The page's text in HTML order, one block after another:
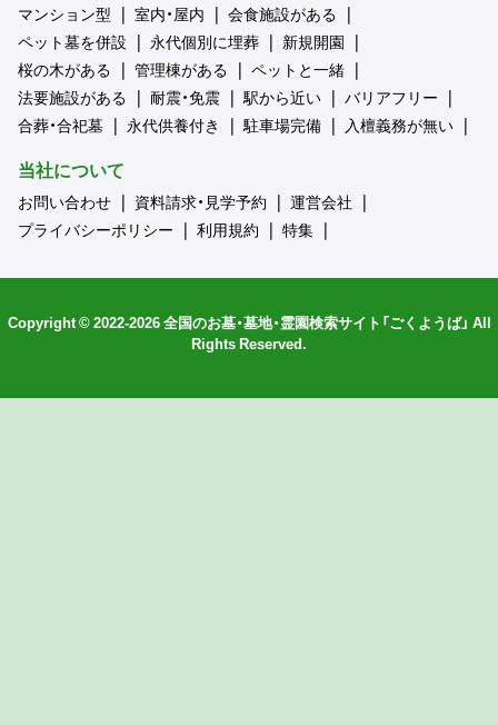
マンション型
室内・屋内
会食施設がある
ペット墓を併設
永代個別に埋葬
新規開園
桜の木がある
管理棟がある
ペットと一緒
法要施設がある
耐震・免震 駅から近い
バリアフリー
合葬・合祀墓
永代供養付き 駐車場完備 入檀義務が無い
当社について
お問い合わせ 資料請求・見学予約
運営会社
プライバシーポリシー
利用規約 特集
Copyright © 2022-2026 全国のお墓・墓地・霊園検索サイト「ごくようば」 All
Rights Reserved.